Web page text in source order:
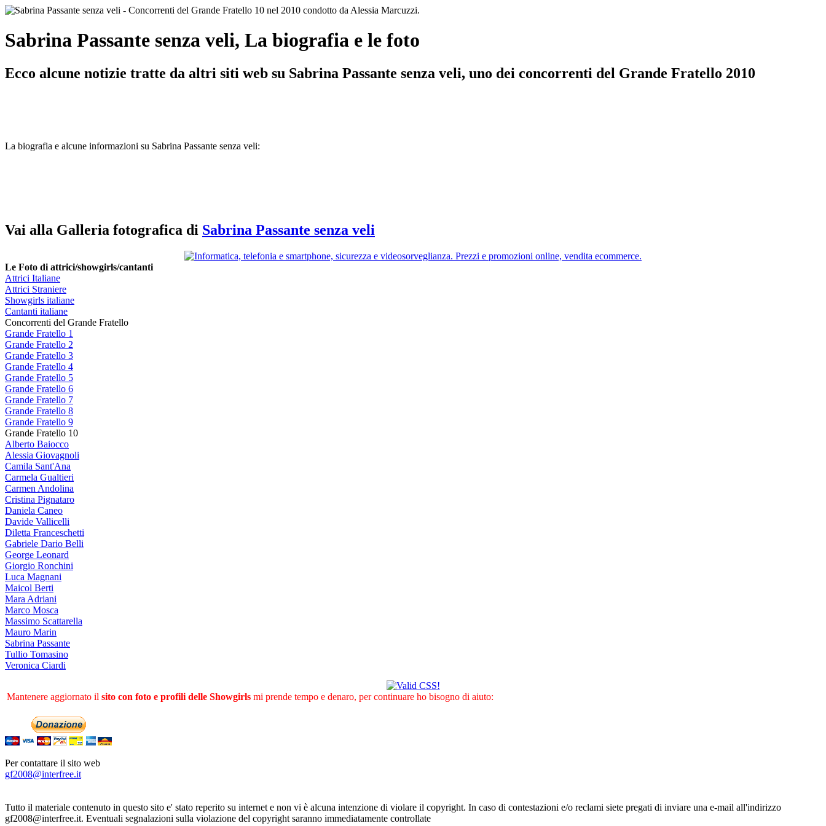
Sabrina Passante senza veli, La biografia e le foto
Ecco alcune notizie tratte da altri siti web su Sabrina Passante senza veli, uno dei concorrenti del Grande Fratello 2010
La biografia e alcune informazioni su Sabrina Passante senza veli:
Vai alla Galleria fotografica di Sabrina Passante senza veli
Le Foto di attrici/showgirls/cantanti
Attrici Italiane
Attrici Straniere
Showgirls italiane
Cantanti italiane
Concorrenti del Grande Fratello
Grande Fratello 1
Grande Fratello 2
Grande Fratello 3
Grande Fratello 4
Grande Fratello 5
Grande Fratello 6
Grande Fratello 7
Grande Fratello 8
Grande Fratello 9
Grande Fratello 10
Alberto Baiocco
Alessia Giovagnoli
Camila Sant'Ana
Carmela Gualtieri
Carmen Andolina
Cristina Pignataro
Daniela Caneo
Davide Vallicelli
Diletta Franceschetti
Gabriele Dario Belli
George Leonard
Giorgio Ronchini
Luca Magnani
Maicol Berti
Mara Adriani
Marco Mosca
Massimo Scattarella
Mauro Marin
Sabrina Passante
Tullio Tomasino
Veronica Ciardi
Mantenere aggiornato il sito con foto e profili delle Showgirls mi prende tempo e denaro, per continuare ho bisogno di aiuto:
Per contattare il sito web
gf2008@interfree.it
Tutto il materiale contenuto in questo sito e' stato reperito su internet e non vi è alcuna intenzione di violare il copyright. In caso di contestazioni e/o reclami siete pregati di inviare una e-mail all'indirizzo
gf2008@interfree.it. Eventuali segnalazioni sulla violazione del copyright saranno immediatamente controllate